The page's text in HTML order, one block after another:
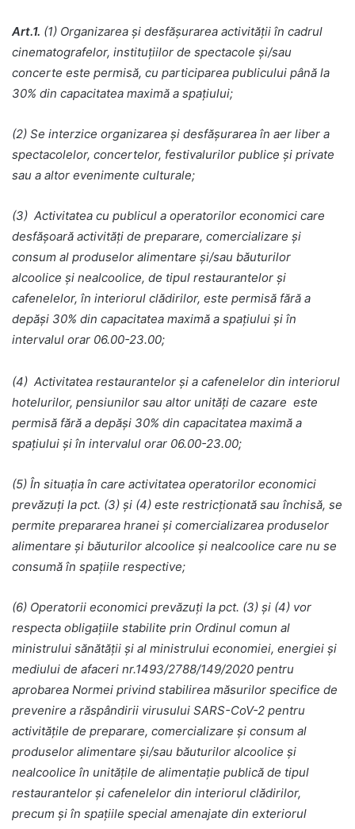
Art.1. (1) Organizarea și desfășurarea activității în cadrul
cinematografelor, instituțiilor de spectacole și/sau
concerte este permisă, cu participarea publicului până la
30% din capacitatea maximă a spațiului;
(2) Se interzice organizarea și desfășurarea în aer liber a
spectacolelor, concertelor, festivalurilor publice și private
sau a altor evenimente culturale;
(3) Activitatea cu publicul a operatorilor economici care
desfășoară activități de preparare, comercializare și
consum al produselor alimentare și/sau băuturilor
alcoolice și nealcoolice, de tipul restaurantelor și
cafenelelor, în interiorul clădirilor, este permisă fără a
depăși 30% din capacitatea maximă a spațiului și în
intervalul orar 06.00-23.00;
(4) Activitatea restaurantelor și a cafenelelor din interiorul
hotelurilor, pensiunilor sau altor unități de cazare este
permisă fără a depăși 30% din capacitatea maximă a
spațiului și în intervalul orar 06.00-23.00;
(5) În situaţia în care activitatea operatorilor economici
prevăzuţi la pct. (3) şi (4) este restricționată sau închisă, se
permite prepararea hranei şi comercializarea produselor
alimentare şi băuturilor alcoolice şi nealcoolice care nu se
consumă în spaţiile respective;
(6) Operatorii economici prevăzuţi la pct. (3) şi (4) vor
respecta obligaţiile stabilite prin Ordinul comun al
ministrului sănătăţii şi al ministrului economiei, energiei şi
mediului de afaceri nr.1493/2788/149/2020 pentru
aprobarea Normei privind stabilirea măsurilor specifice de
prevenire a răspândirii virusului SARS-CoV-2 pentru
activităţile de preparare, comercializare şi consum al
produselor alimentare şi/sau băuturilor alcoolice şi
nealcoolice în unităţile de alimentaţie publică de tipul
restaurantelor şi cafenelelor din interiorul clădirilor,
precum şi în spaţiile special amenajate din exteriorul